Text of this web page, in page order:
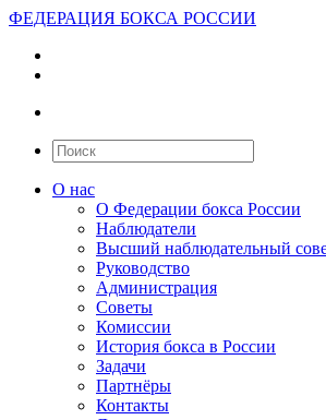
ФЕДЕРАЦИЯ БОКСА РОССИИ
О нас
О Федерации бокса России
Наблюдатели
Высший наблюдательный
Руководство
Администрация
Советы
Комиссии
История бокса в России
Задачи
Партнёры
Контакты